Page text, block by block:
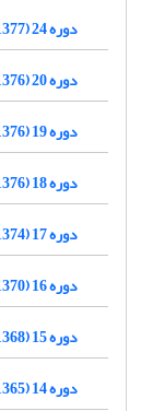
دوره 24 (1377)
دوره 20 (1376)
دوره 19 (1376)
دوره 18 (1376)
دوره 17 (1374)
دوره 16 (1370)
دوره 15 (1368)
دوره 14 (1365)